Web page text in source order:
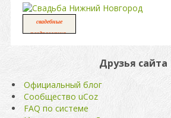
свадебные
поздравления,
Друзья сайта
Официальный блог
Сообщество uCoz
FAQ по системе